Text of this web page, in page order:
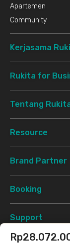
Apartemen
Community
Kerjasama
Rukita for
Tentang
Resource
Brand Partner
Booking
Support